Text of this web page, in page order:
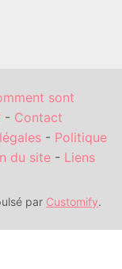
sont
- Contact
- Politique
du site - Liens
par Customify.